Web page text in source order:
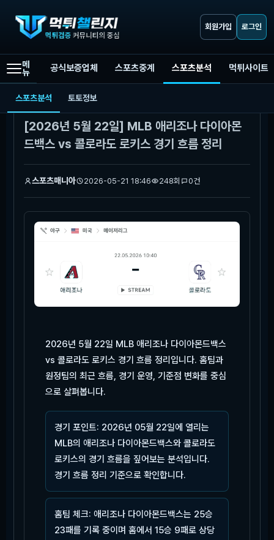
회원가입 로그인
메
뉴
공식보증업체 스포츠중계 스포츠분석 먹튀사이트
스포츠분석 토토정보
먹튀챌린지 스포츠분석
[2026년 5월 22일] MLB 애리조나 다이아몬
드백스 vs 콜로라도 로키스 경기 흐름 정리
스포츠매니아 2026-05-21 18:46 248회 0건
본문
2026년 5월 22일 MLB 애리조나 다이아몬드백스
vs 콜로라도 로키스 경기 흐름 정리입니다. 홈팀과
원정팀의 최근 흐름, 경기 운영, 기준점 변화를 중심
으로 살펴봅니다.
경기 포인트: 2026년 05월 22일에 열리는
MLB의 애리조나 다이아몬드백스와 콜로라도
로키스의 경기 흐름을 짚어보는 분석입니다.
경기 흐름 정리 기준으로 확인합니다.
홈팀 체크: 애리조나 다이아몬드백스는 25승
23패를 기록 중이며 홈에서 15승 9패로 상당